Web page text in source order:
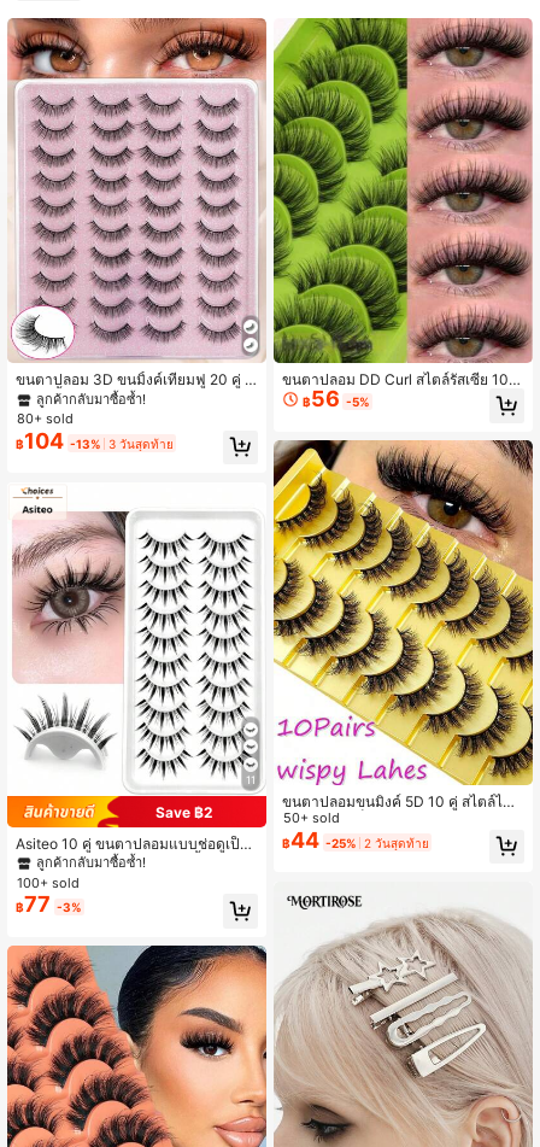
4.74 82 ผู้ติดตาม
4.74 82 ผู้ติดตาม
4.74 82 ผู้ติดตาม
4.74 82 ผู้ติดตาม
ขนตาปลอม 3D ขนมิ้งค์เทียมฟู 20 คู่ แ
บบใช้ซ้ำได้ ทรงธรรมชาติฟุ้งนุ่ม ลุคธรร
มชาติถึงดราม่า แพ็กหลายคู่ สำหรับใส่
ประจำวัน คอสเพลย์ และปาร์ตี้ ติดง่าย เ
หมาะสำหรับมือใหม่
ลูกค้ากลับมาซื้อซ้ำ!
80+ sold
฿104 -13% 3 วันสุดท้าย
11
Save ฿2
Asiteo 10 คู่ ขนตาปลอมแบบช่อดูเป็น
ธรรมชาติ, ขนตาใสแบบก้านสั้นพร้อมเ
อฟเฟกต์แต่งหน้าการ์ตูน, เหมาะสำหรับ
การแต่งหน้าสไตล์การ์ตูน, ขนตาปลอม
แบบแผง
ลูกค้ากลับมาซื้อซ้ำ!
100+ sold
฿77 -3%
ขนตาปลอม DD Curl สไตล์รัสเซีย 10 คู
่/กล่อง ขนตาปลอมสังเคราะห์ 3D Mink
หนาฟู ทรงตาแมว แถบขนตาปลอม 8D
฿56 -5%
ขนตาปลอมขนมิงค์ 5D 10 คู่ สไตล์ไขว้
หนาแน่น ดูเป็นธรรมชาติแต่โดดเด่น
50+ sold
฿44 -25% 2 วันสุดท้าย